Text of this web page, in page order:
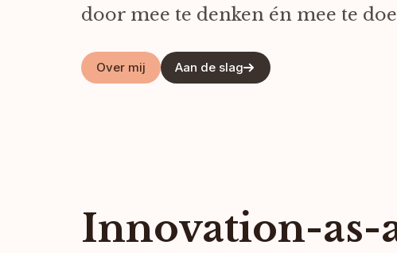
door mee te denken én mee te
Over mij Aan de slag
Innovation-as-